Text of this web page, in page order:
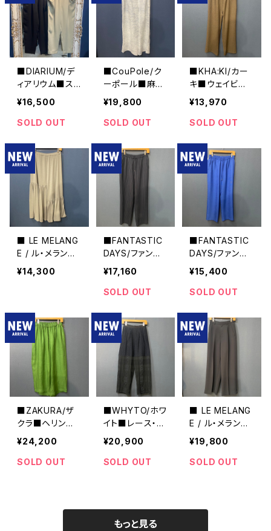
■DIARIUM/デ
ィアリウム■スト
レッチ・バックサ
テン・イージーパ
ンツ■2024年
¥16,500
SOLD OUT
■CouPole/ク
ーポール■麻ワ
イドパンツ■CC
-65064
¥19,800
SOLD OUT
■KHA:KI/カー
キ■ウェイビー
ジャージー・イー
ジーパンツ■MI
L24HPT3122
¥13,970
SOLD OUT
■ LE MELANG
E / ル・メランジ
ュ ■ アシンメト
リー・ギャザース
¥14,300
■FANTASTIC
DAYS/ファンタ
ステックデイズ
■麻風合いのス
トライプ・イージ
E IN JAPAN
¥17,160
SOLD OUT
■FANTASTIC
DAYS/ファンタ
ステックデイズ
■麻風合いのイ
ージーパンツ■
¥15,400
SOLD OUT
■ZAKURA/ザ
クラ■ヘリンボ
ーン・リネン・オ
ーバルパンツ
¥24,200
SOLD OUT
■WHYTO/ホワ
イト■レース・コ
ンビネーションパ
ンツ■オケージ
ョン対応
¥20,900
SOLD OUT
■ LE MELANG
E / ル・メランジ
ュ ■ ウォッシャ
ブル・パンツ■M
ADE IN JAPAN
¥19,800
SOLD OUT
もっと見る